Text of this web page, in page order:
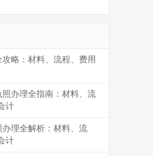
略：材料、流程、费用
办理全指南：材料、流
计
理全解析：材料、流
计